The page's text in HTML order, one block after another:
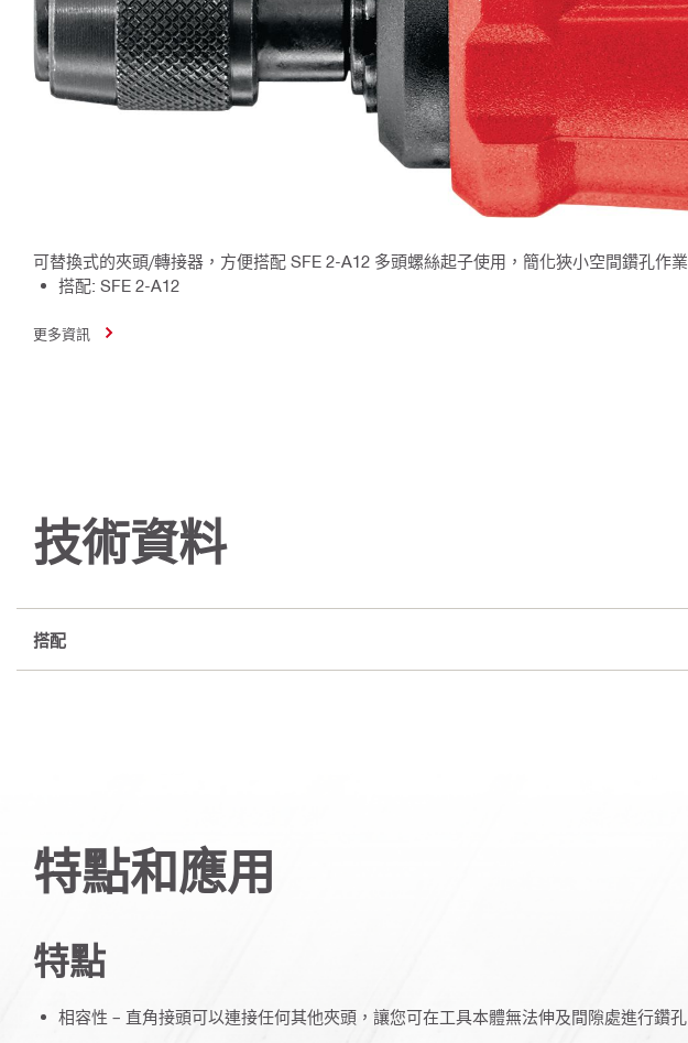
可替換式的夾頭/轉接器，方便搭配 SFE 2-A12 多頭螺絲起子使用，簡化狹小空間鑽孔作業
搭配: SFE 2-A12
更多資訊
技術資料
搭配
特點和應用
特點
相容性 – 直角接頭可以連接任何其他夾頭，讓您可在工具本體無法伸及間隙處進行鑽孔